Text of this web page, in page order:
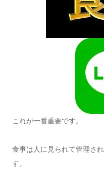
これが一番重要です。
食事は人に見られて管理さ
す。